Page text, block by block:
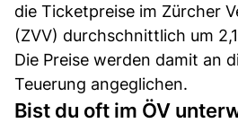
die Ticketpreise im Zürcher
(ZVV) durchschnittlich um
Die Preise werden damit an
Teuerung angeglichen.
Bist du oft im ÖV